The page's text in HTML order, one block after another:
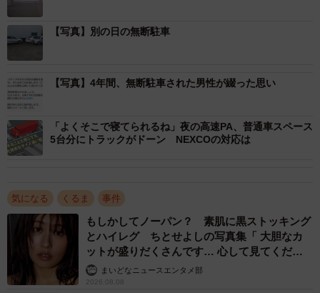
た」と男性は説明する。
【写真】別の日の無断駐車
【写真】4年間、無断駐車された男性が綴った思い
「よくそこで寝てられるね」夜の高速PA、普通車スペース
5台分にトラックがドーン NEXCOの対応は
気になる くるま 事件
もしかしてノーパン？ 素肌に黒ストッキング
とハイレグ ちとせよしの写真集「 大胆なカ
ットが盛りだくさんです… 心して見てくださ
い」まいどなニュースエンタメ部
2026.08.08